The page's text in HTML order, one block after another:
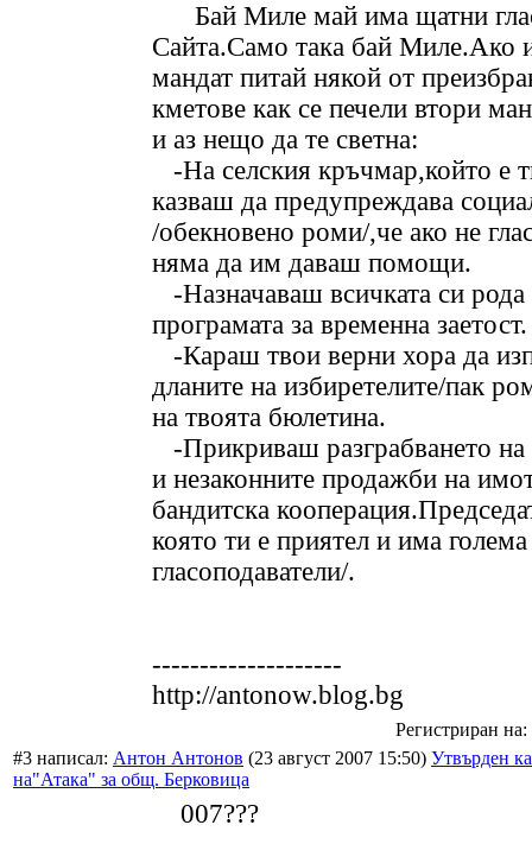
Бай Миле май има щатни
Сайта.Само така бай Миле.Ако
мандат питай някой от
кметове как се печели втори
и аз нещо да те светна:
-На селския кръчмар,който е
казваш да предупреждава
/обекновено роми/,че ако не
няма да им даваш помощи.
-Назначаваш всичката си рода
програмата за временна заетост.
-Караш твои верни хора да
дланите на избиретелите/пак
на твоята бюлетина.
-Прикриваш разграбването
и незаконните продажби на
бандитска
която ти е приятел и има
гласоподаватели/.
--------------------
http://antonow.blog.bg
Регистриран
#3 написал: Антон Антонов (23 август 2007 15:50) Утвърден
на"Атака" за общ. Берковица
007???